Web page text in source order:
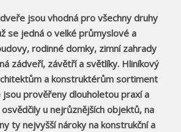
jsou vhodná pro všechny druhy
se jedná o velké průmyslové a
rodinné domky, zimní zahrady
zádveří, závětří a světlíky. Hliníkový
a konstruktérům sortiment
prověřeny dlouholetou praxí a
u nejrůznějších objektů, na
ty nejvyšší nároky na konstrukční a